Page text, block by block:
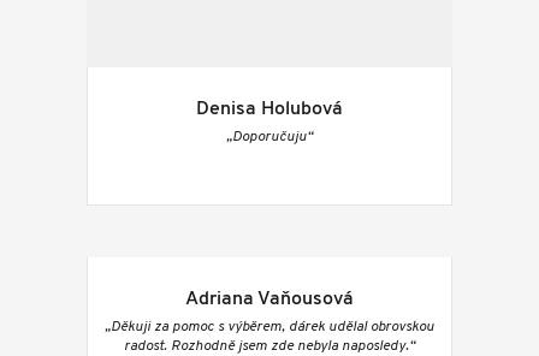
Denisa Holubová
„Doporučuju“
Adriana Vaňousová
„Děkuji za pomoc s výběrem, dárek udělal obrovskou
radost. Rozhodně jsem zde nebyla naposledy.“